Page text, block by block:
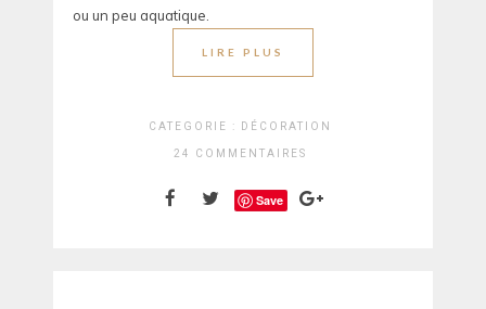
ou un peu aquatique.
LIRE PLUS
CATEGORIE : DÉCORATION
24 COMMENTAIRES
Save